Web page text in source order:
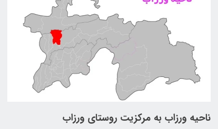
ناحيه ورزاب به مركزيت روستای ورزاب